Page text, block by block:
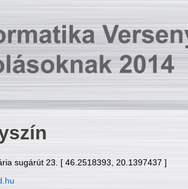
sugárút 23. [ 46.2518393, 20.1397437 ]